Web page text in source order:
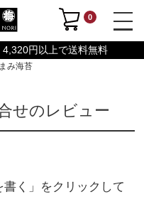
0
円以上で送料無料
み海苔
せのレビュー
く」をクリックして